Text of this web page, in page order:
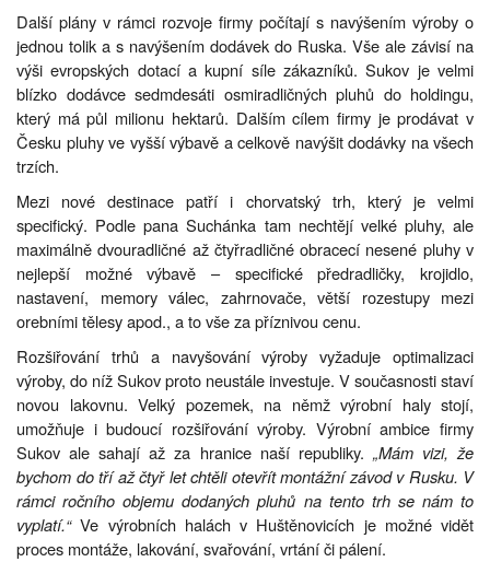
Další plány v rámci rozvoje firmy počítají s navýšením výroby o
jednou tolik a s navýšením dodávek do Ruska. Vše ale závisí na
výši evropských dotací a kupní síle zákazníků. Sukov je velmi
blízko dodávce sedmdesáti osmiradličných pluhů do holdingu,
který má půl milionu hektarů. Dalším cílem firmy je prodávat v
Česku pluhy ve vyšší výbavě a celkově navýšit dodávky na všech
trzích.
Mezi nové destinace patří i chorvatský trh, který je velmi
specifický. Podle pana Suchánka tam nechtějí velké pluhy, ale
maximálně dvouradličné až čtyřradličné obracecí nesené pluhy v
nejlepší možné výbavě – specifické předradličky, krojidlo,
nastavení, memory válec, zahrnovače, větší rozestupy mezi
orebními tělesy apod., a to vše za příznivou cenu.
Rozšiřování trhů a navyšování výroby vyžaduje optimalizaci
výroby, do níž Sukov proto neustále investuje. V současnosti staví
novou lakovnu. Velký pozemek, na němž výrobní haly stojí,
umožňuje i budoucí rozšiřování výroby. Výrobní ambice firmy
Sukov ale sahají až za hranice naší republiky. „Mám vizi, že
bychom do tří až čtyř let chtěli otevřít montážní závod v Rusku. V
rámci ročního objemu dodaných pluhů na tento trh se nám to
vyplatí.“Ve výrobních halách v Huštěnovicích je možné vidět
proces montáže, lakování, svařování, vrtání či pálení.